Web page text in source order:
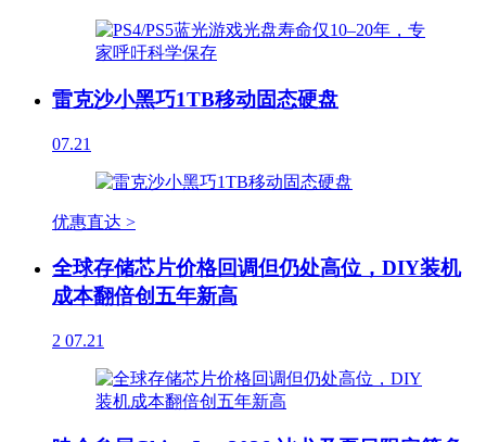
雷克沙小黑巧1TB移动固态硬盘
07.21
优惠直达 >
全球存储芯片价格回调但仍处高位，DIY装机
成本翻倍创五年新高
2 07.21